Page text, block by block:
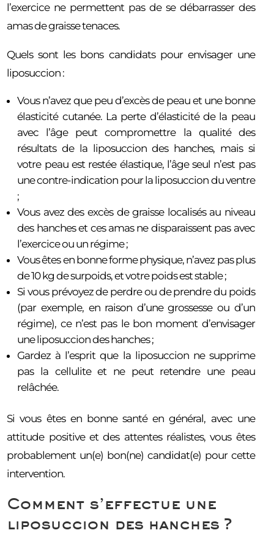
l’exercice ne permettent pas de se débarrasser des
amas de graisse tenaces.
Quels sont les bons candidats pour envisager une
liposuccion :
Vous n’avez que peu d’excès de peau et une bonne
élasticité cutanée. La perte d’élasticité de la peau
avec l’âge peut compromettre la qualité des
résultats de la liposuccion des hanches, mais si
votre peau est restée élastique, l’âge seul n’est pas
une contre-indication pour la liposuccion du ventre
;
Vous avez des excès de graisse localisés au niveau
des hanches et ces amas ne disparaissent pas avec
l’exercice ou un régime ;
Vous êtes en bonne forme physique, n’avez pas plus
de 10 kg de surpoids, et votre poids est stable ;
Si vous prévoyez de perdre ou de prendre du poids
(par exemple, en raison d’une grossesse ou d’un
régime), ce n’est pas le bon moment d’envisager
une liposuccion des hanches ;
Gardez à l’esprit que la liposuccion ne supprime
pas la cellulite et ne peut retendre une peau
relâchée.
Si vous êtes en bonne santé en général, avec une
attitude positive et des attentes réalistes, vous êtes
probablement un(e) bon(ne) candidat(e) pour cette
intervention.
Comment s’effectue une
liposuccion des hanches ?